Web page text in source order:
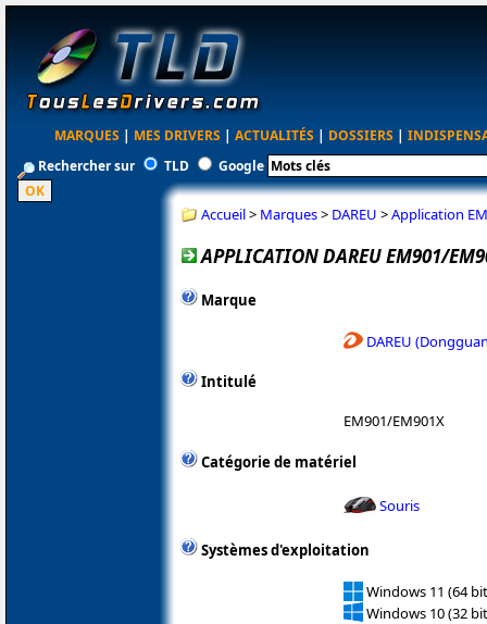
MARQUES | MES DRIVERS | ACTUALITÉS | DOSSIERS |
Rechercher sur
TLD Google
Accueil> Marques> DAREU >Application
APPLICATION DAREU EM901/
Marque
DAREU
Intitulé
EM901/EM901X
Catégorie de matériel
Souris
Systèmes d'exploitation
Windows 11 (64
Windows 10 (32